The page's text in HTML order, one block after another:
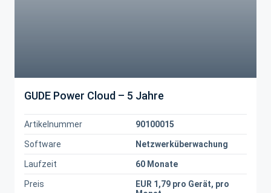
GUDE Power Cloud – 5 Jahre
Artikelnummer 90100015
Software Netzwerküberwachung
Laufzeit 60 Monate
Preis
EUR 1,79 pro Gerät, pro